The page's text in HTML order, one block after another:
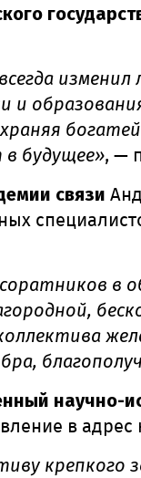
и
будущее», —
связи
в
научно-
в адрес
крепкого